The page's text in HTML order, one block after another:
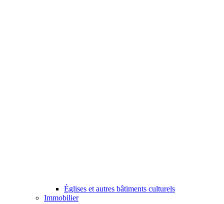
Églises et autres bâtiments culturels
Immobilier